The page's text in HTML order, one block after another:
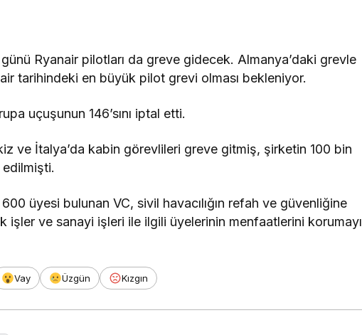
Ryanair pilotları da greve gidecek. Almanya’daki grevle
tarihindeki en büyük pilot grevi olması bekleniyor.
uçuşunun 146’sını iptal etti.
ve İtalya’da kabin görevlileri greve gitmiş, şirketin 100 bin
üyesi bulunan VC, sivil havacılığın refah ve güvenliğine
işler ve sanayi işleri ile ilgili üyelerinin menfaatlerini korumayı
Vay Üzgün Kızgın